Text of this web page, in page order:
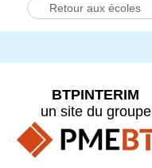
Retour aux écoles
BTPINTERIM
un site du groupe